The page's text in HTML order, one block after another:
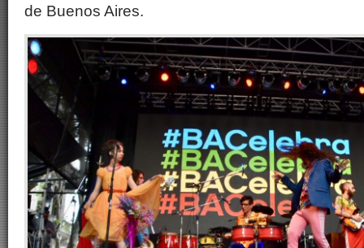
de Buenos Aires.